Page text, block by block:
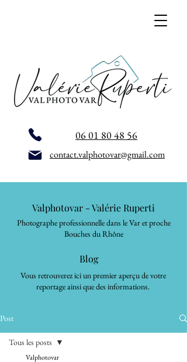
06 01 80 48 56
contact.valphotovar@gmail.com
Valphotovar - Valérie Ruperti
Photographe professionnelle dans le Var et proche
Bouches du Rhône
Blog
Vous retrouverez ici un premier aperçu de votre
reportage ainsi que des informations.
Post
Tous les posts
Valphotovar